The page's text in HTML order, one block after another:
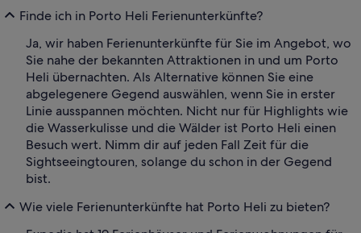
Finde ich in Porto Heli Ferienunterkünfte?
Ja, wir haben Ferienunterkünfte für Sie im Angebot, wo
Sie nahe der bekannten Attraktionen in und um Porto
Heli übernachten. Als Alternative können Sie eine
abgelegenere Gegend auswählen, wenn Sie in erster
Linie ausspannen möchten. Nicht nur für Highlights wie
die Wasserkulisse und die Wälder ist Porto Heli einen
Besuch wert. Nimm dir auf jeden Fall Zeit für die
Sightseeingtouren, solange du schon in der Gegend
bist.
Wie viele Ferienunterkünfte hat Porto Heli zu bieten?